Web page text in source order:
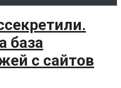
база
с сайтов